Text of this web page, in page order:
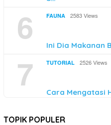
6 FAUNA 2583 Views
Ini Dia Makanan
7 TUTORIAL 2526 Views
Cara Mengatasi
TOPIK POPULER